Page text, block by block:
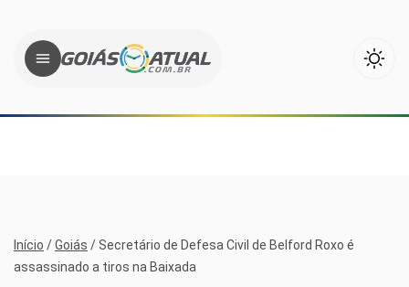
Início /Goiás / Secretário de Defesa Civil de Belford Roxo é
assassinado a tiros na Baixada